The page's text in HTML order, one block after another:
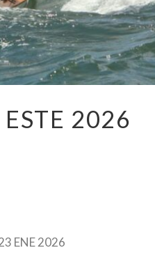
2026
ENE 2026